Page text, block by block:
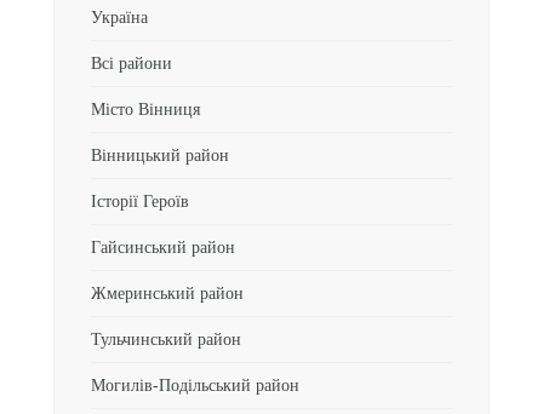
Україна
Всі райони
Місто Вінниця
Вінницький район
Історії Героїв
Гайсинський район
Жмеринський район
Тульчинський район
Могилів-Подільський район